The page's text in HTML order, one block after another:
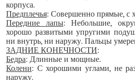
корпуса.
Предплечья: Совершенно прямые, с
Передние лапы: Небольшие,
хорошо развитыми упругими
ни внутрь, ни наружу. Пальцы
ЗАДНИЕ КОНЕЧНОСТИ:
Бедра: Длинные и мощные.
Колени: С хорошими углами, не
наружу.